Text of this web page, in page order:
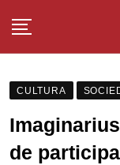
CULTURA
de